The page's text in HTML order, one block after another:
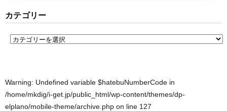
カテゴリー
Warning: Undefined variable $hatebuNumberCode in
/home/mkdig/i-get.jp/public_html/wp-content/themes/dp-
elplano/mobile-theme/archive.php on line 127